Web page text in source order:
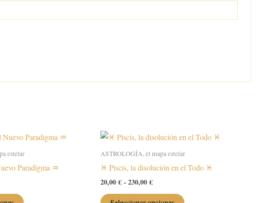
estelar
Paradigma ♒️
ASTROLOGÍA, el mapa estelar
♓️ Piscis, la disolución en el Todo ♓️
20,00€- 230,00€Rango
precios: